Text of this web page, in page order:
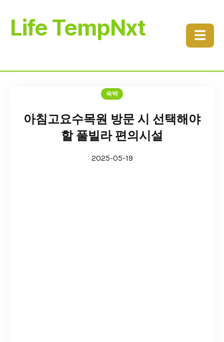
Life TempNxt ☰
숙박
아침고요수목원 방문 시 선택해야
할 풀빌라 편의시설
2025-05-19